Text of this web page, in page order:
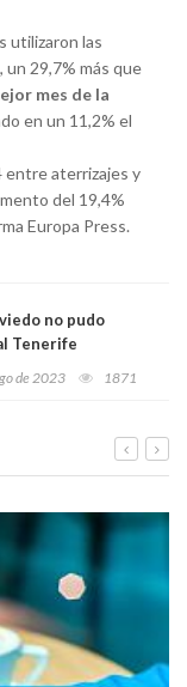
utilizaron las
29,7% más que
mes de la
en un 11,2% el
entre aterrizajes y
del 19,4%
Europa Press.
no pudo
Tenerife
de 2023 1871